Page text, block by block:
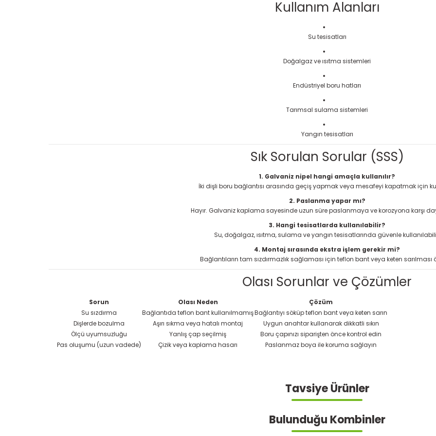
Kullanım Alanları
Su tesisatları
Doğalgaz ve ısıtma sistemleri
Endüstriyel boru hatları
Tarımsal sulama sistemleri
Yangın tesisatları
Sık Sorulan Sorular (SSS)
1. Galvaniz nipel hangi amaçla kullanılır?
İki dişli boru bağlantısı arasında geçiş yapmak veya mesafeyi kapatmak için
2. Paslanma yapar mı?
Hayır. Galvaniz kaplama sayesinde uzun süre paslanmaya ve korozyona karşı
3. Hangi tesisatlarda kullanılabilir?
Su, doğalgaz, ısıtma, sulama ve yangın tesisatlarında güvenle
4. Montaj sırasında ekstra işlem gerekir mi?
Bağlantıların tam sızdırmazlık sağlaması için teflon bant veya keten sarılması
Olası Sorunlar ve Çözümler
Sorun Olası Neden
Çözüm
Su sızdırma
Bağlantıda teflon bant kullanılmamışBağlantıyı söküp teflon bant veya keten sarın
Dişlerde bozulma
Aşırı sıkma veya hatalı montaj
Uygun anahtar kullanarak dikkatli sıkın
Ölçü uyumsuzluğu
Yanlış çap seçilmiş
Boru çapınızı siparişten önce kontrol edin
Pas oluşumu (uzun vadede)
Çizik veya kaplama hasarı Paslanmaz boya ile koruma sağlayın
Bu ürünün fiyat bilgisi, resim, ürün açıklamalarında ve diğer konularda yetersiz gördüğünüz noktaları öneri
Görüş ve önerileriniz için teşekkür ederiz.
Tavsiye Ürünler
Bulunduğu Kombinler